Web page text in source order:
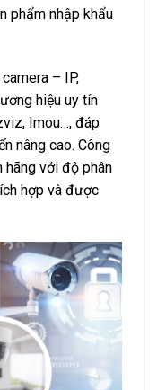
phẩm nhập khẩu
– IP,
hiệu uy tín
Imou…, đáp
nâng cao. Công
hãng với độ phân
hợp và được